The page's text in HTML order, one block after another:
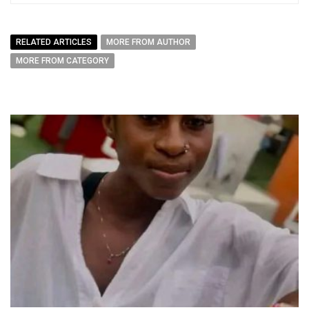
RELATED ARTICLES
MORE FROM AUTHOR
MORE FROM CATEGORY